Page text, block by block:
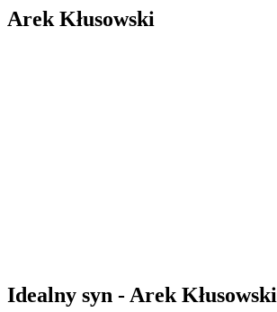
Arek Kłusowski
Idealny syn - Arek Kłusowski